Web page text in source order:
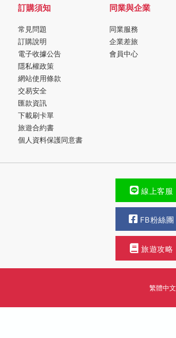
訂購須知
常見問題
訂購說明
電子收據公告
隱私權政策
網站使用條款
交易安全
匯款資訊
下載刷卡單
旅遊合約書
個人資料保護同意書
同業與企業
同業服務
企業差旅
會員中心
線上客服
FB粉絲團
旅遊攻略
繁體中文